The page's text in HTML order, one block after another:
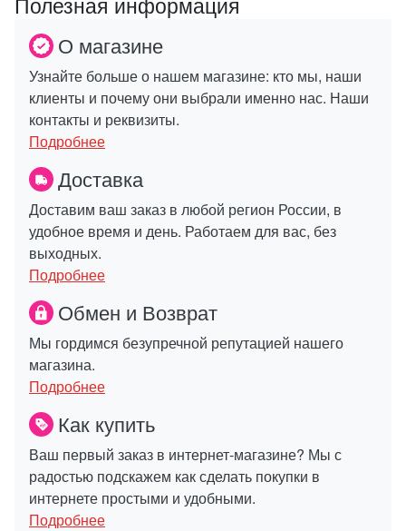
О магазине
Узнайте больше о нашем магазине: кто мы, наши
клиенты и почему они выбрали именно нас. Наши
контакты и реквизиты.
Подробнее
Доставка
Доставим ваш заказ в любой регион России, в
удобное время и день. Работаем для вас, без
выходных.
Подробнее
Обмен и Возврат
Мы гордимся безупречной репутацией нашего
магазина.
Подробнее
Как купить
Ваш первый заказ в интернет-магазине? Мы с
радостью подскажем как сделать покупки в
интернете простыми и удобными.
Подробнее